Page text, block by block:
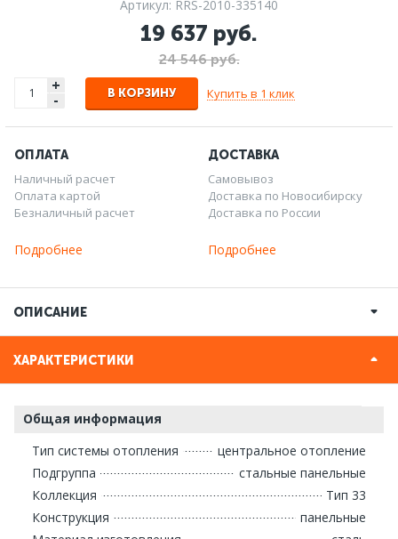
Артикул: RRS-2010-335140
19 637 руб.
24 546 руб.
+
- В КОРЗИНУ Купить в 1 клик
ОПЛАТА
Наличный расчет
Оплата картой
Безналичный расчет
Подробнее
ДОСТАВКА
Самовывоз
Доставка по Новосибирску
Доставка по России
Подробнее
ОПИСАНИЕ
ХАРАКТЕРИСТИКИ
Общая информация
Тип системы отопления
центральное отопление
Подгруппа
стальные панельные
Коллекция
Тип 33
Конструкция
панельные